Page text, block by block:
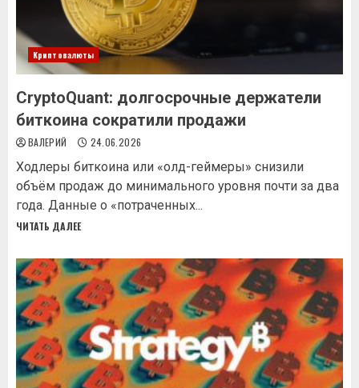
Криптовалюты
CryptoQuant: долгосрочные держатели
биткоина сократили продажи
ВАЛЕРИЙ 24.06.2026
Ходлеры биткоина или «олд-геймеры» снизили
объём продаж до минимального уровня почти за два
года. Данные о «потраченных...
ЧИТАТЬ ДАЛЕЕ